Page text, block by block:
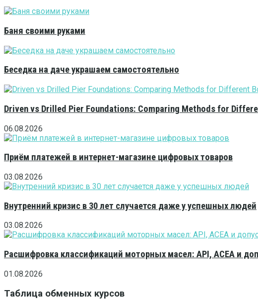
Баня своими руками
Беседка на даче украшаем самостоятельно
Driven vs Drilled Pier Foundations: Comparing Methods for
06.08.2026
Приём платежей в интернет-магазине цифровых товаров
03.08.2026
Внутренний кризис в 30 лет случается даже у успешных людей
03.08.2026
Расшифровка классификаций моторных масел: API, ACEA и
01.08.2026
Таблица обменных курсов